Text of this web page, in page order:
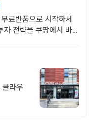
료반품으로 시작하세
전략을 쿠팡에서 바로
라우